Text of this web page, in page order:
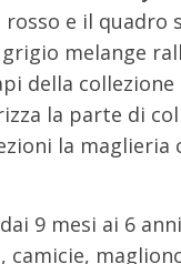
rosso e il
melange
della
la parte di
la maglieria
dai 9 mesi ai 6
camicie,